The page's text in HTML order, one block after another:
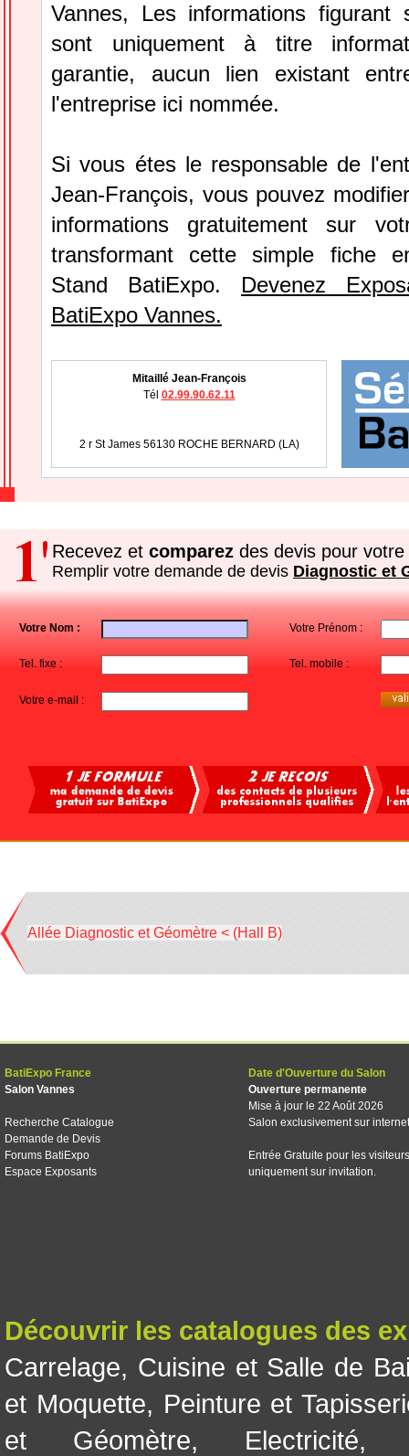
Vannes, Les informations figurant
sont uniquement à titre
garantie, aucun lien existant
l'entreprise ici nommée.
Si vous étes le responsable de
Jean-François, vous pouvez
informations gratuitement sur
transformant cette simple fiche
Stand BatiExpo. Devenez
BatiExpo Vannes.
Mitaillé Jean-François
Tél 02.99.90.62.11
2 r St James 56130 ROCHE BERNARD (LA)
Recevez et comparez des devis pour votre
Remplir votre demande de devis Diagnostic et
Votre Nom : Votre Prénom :
Tel. fixe : Tel. mobile :
Votre e-mail :
Allée Diagnostic et Géomètre < (Hall B)
BatiExpo France
Salon Vannes
Recherche Catalogue
Demande de Devis
Forums BatiExpo
Espace Exposants
Date d'Ouverture du Salon
Ouverture permanente
Mise à jour le 22 Août 2026
Salon exclusivement sur internet
Entrée Gratuite pour les visiteurs
uniquement sur invitation.
Découvrir les catalogues des
Carrelage, Cuisine et Salle de
et Moquette, Peinture et
et Géomètre, Electricité